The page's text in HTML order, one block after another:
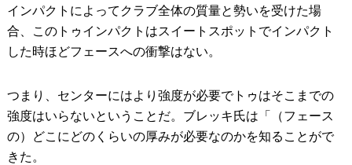
インパクトによってクラブ全体の質量と勢いを受けた場
合、このトゥインパクトはスイートスポットでインパクト
した時ほどフェースへの衝撃はない。
つまり、センターにはより強度が必要でトゥはそこまでの
強度はいらないということだ。ブレッキ氏は「（フェース
の）どこにどのくらいの厚みが必要なのかを知ることがで
きた。